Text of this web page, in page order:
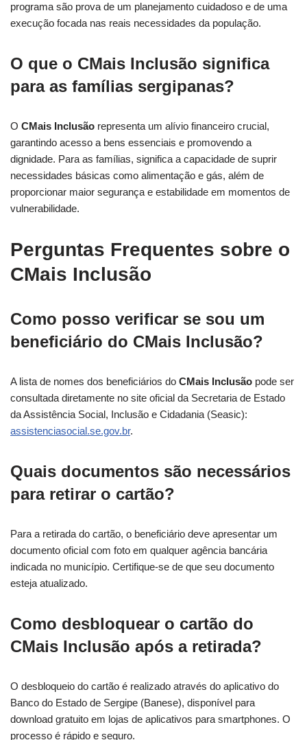
programa são prova de um planejamento cuidadoso e de uma
execução focada nas reais necessidades da população.
O que o CMais Inclusão significa
para as famílias sergipanas?
O CMais Inclusão representa um alívio financeiro crucial,
garantindo acesso a bens essenciais e promovendo a
dignidade. Para as famílias, significa a capacidade de suprir
necessidades básicas como alimentação e gás, além de
proporcionar maior segurança e estabilidade em momentos de
vulnerabilidade.
Perguntas Frequentes sobre o
CMais Inclusão
Como posso verificar se sou um
beneficiário do CMais Inclusão?
A lista de nomes dos beneficiários do CMais Inclusão pode ser
consultada diretamente no site oficial da Secretaria de Estado
da Assistência Social, Inclusão e Cidadania (Seasic):
assistenciasocial.se.gov.br.
Quais documentos são necessários
para retirar o cartão?
Para a retirada do cartão, o beneficiário deve apresentar um
documento oficial com foto em qualquer agência bancária
indicada no município. Certifique-se de que seu documento
esteja atualizado.
Como desbloquear o cartão do
CMais Inclusão após a retirada?
O desbloqueio do cartão é realizado através do aplicativo do
Banco do Estado de Sergipe (Banese), disponível para
download gratuito em lojas de aplicativos para smartphones. O
processo é rápido e seguro.